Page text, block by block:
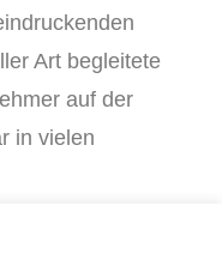
Art begleitete
auf der
in vielen